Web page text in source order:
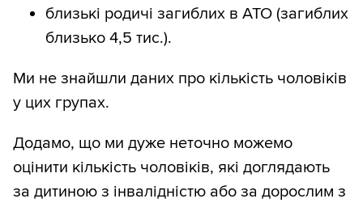
24% — студенти.
Скільки молоді добровільно
мобілізувалося, невідомо. Припустімо,
що 100 тис., як половина довоєнної
Загалом можемо припустити, що 34%
чоловіків віком 18–26 років не
близькі родичі загиблих в АТО (загиблих
близько 4,5 тис.).
Ми не знайшли даних про кількість чоловіків
у цих групах.
Додамо, що ми дуже неточно можемо
оцінити кількість чоловіків, які доглядають
за дитиною з інвалідністю або за дорослим з